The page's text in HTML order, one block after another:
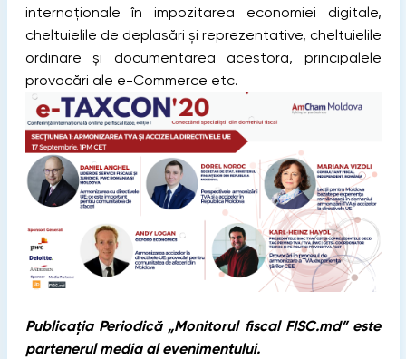
internaționale în impozitarea economiei digitale,
cheltuielile de deplasări și reprezentative, cheltuielile
ordinare și documentarea acestora, principalele
provocări ale e-Commerce etc.
Publicația Periodică „Monitorul fiscal FISC.md” este
partenerul media al evenimentului.